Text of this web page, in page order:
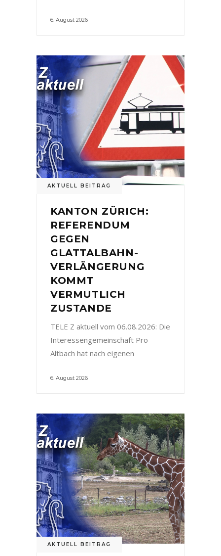
6. August 2026
AKTUELL BEITRAG
KANTON ZÜRICH:
REFERENDUM
GEGEN
GLATTALBAHN-
VERLÄNGERUNG
KOMMT
VERMUTLICH
ZUSTANDE
TELE Z aktuell vom 06.08.2026: Die
Interessengemeinschaft Pro
Altbach hat nach eigenen
6. August 2026
AKTUELL BEITRAG